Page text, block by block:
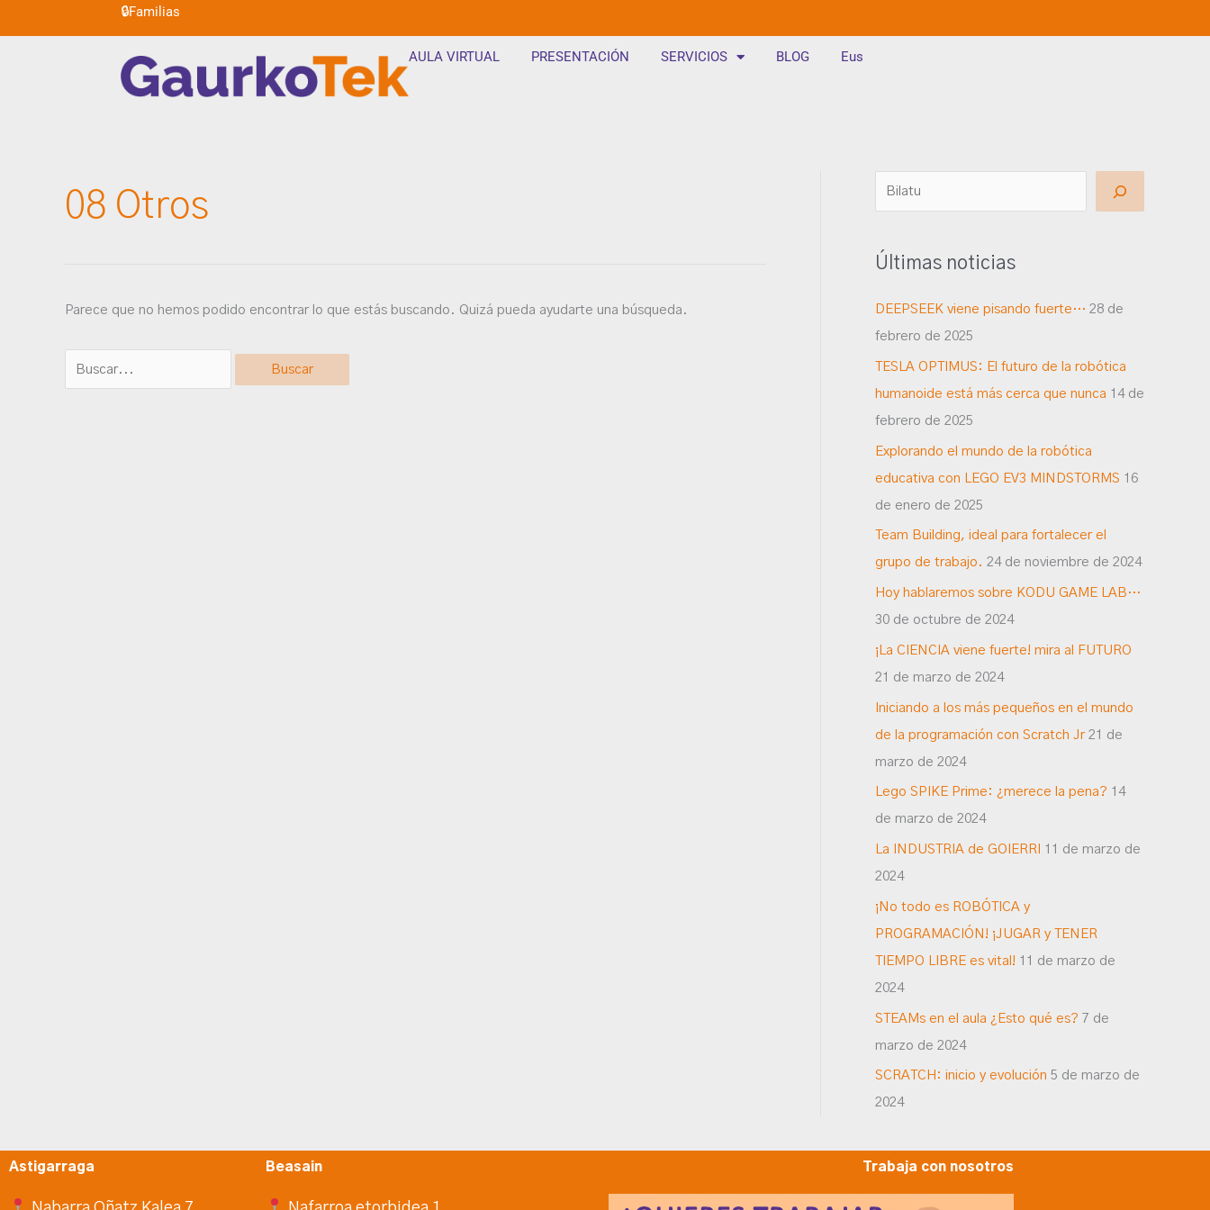
al
🔒Familias
AULA VIRTUAL PRESENTACIÓN SERVICIOS BLOG Eus
08 Otros
Parece que no hemos podido encontrar lo que estás buscando. Quizá pueda ayudarte una búsqueda.
por:
u
c
Últimas noticias
DEEPSEEK viene pisando fuerte… 28 de
febrero de 2025
TESLA OPTIMUS: El futuro de la robótica
humanoide está más cerca que nunca 14 de
febrero de 2025
Explorando el mundo de la robótica
educativa con LEGO EV3 MINDSTORMS 16
de enero de 2025
Team Building, ideal para fortalecer el
grupo de trabajo. 24 de noviembre de 2024
Hoy hablaremos sobre KODU GAME LAB…
30 de octubre de 2024
¡La CIENCIA viene fuerte! mira al FUTURO
21 de marzo de 2024
Iniciando a los más pequeños en el mundo
de la programación con Scratch Jr 21 de
marzo de 2024
Lego SPIKE Prime: ¿merece la pena? 14
de marzo de 2024
La INDUSTRIA de GOIERRI 11 de marzo de
2024
¡No todo es ROBÓTICA y
PROGRAMACIÓN! ¡JUGAR y TENER
TIEMPO LIBRE es vital! 11 de marzo de
2024
STEAMs en el aula ¿Esto qué es? 7 de
marzo de 2024
SCRATCH: inicio y evolución 5 de marzo de
2024
Astigarraga Beasain Trabaja con nosotros